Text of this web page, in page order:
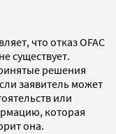
что отказ OFAC
существует.
решения
заявитель может
или
которая
она.